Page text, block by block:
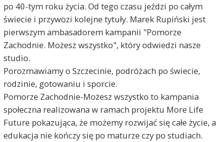
po 40-tym roku życia. Od tego czasu jeździ po całym
świecie i przywozi kolejne tytuły. Marek Rupiński jest
pierwszym ambasadorem kampanii "Pomorze
Zachodnie. Możesz wszystko", który odwiedzi nasze
studio.
Porozmawiamy o Szczecinie, podróżach po świecie,
rodzinie, gotowaniu i sporcie.
Pomorze Zachodnie-Możesz wszystko to kampania
społeczna realizowana w ramach projektu More Life
Future pokazująca, że możemy rozwijać się całe życie, a
edukacja nie kończy się po maturze czy po studiach.